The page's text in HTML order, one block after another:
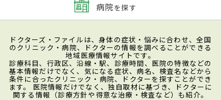
病院を探す
ドクターズ・ファイルは、身体の症状・悩みに合わせ、全国
のクリニック・病院、ドクターの情報を調べることができる
地域医療情報サイトです。
診療科目、行政区、沿線・駅、診療時間、医院の特徴などの
基本情報だけでなく、気になる症状、病名、検査名などから
条件に合ったクリニック・病院、ドクターを探すことができ
ます。 医院情報だけでなく、独自取材に基づき、ドクターに
関する情報（診療方針や得意な治療・検査など）も紹介。